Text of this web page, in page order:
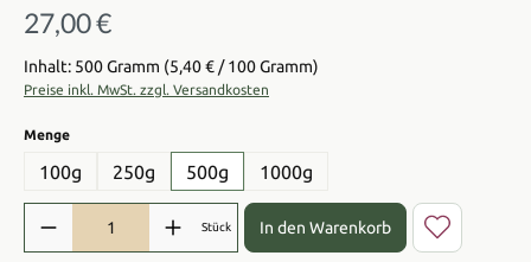
Regulärer Preis:
27,00 €
Inhalt: 500 Gramm (5,40 € / 100 Gramm)
Preise inkl. MwSt. zzgl. Versandkosten
Mengeauswählen
100g 250g 500g 1000g
Produkt Anzahl: Gib den gewünschten Wert ein oder benutze die
Stück In den Warenkorb